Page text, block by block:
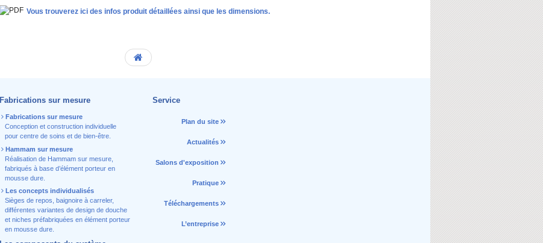
Vous trouverez ici des infos produit détaillées ainsi que les dimensions.
Fabrications sur mesure
Fabrications sur mesure
Conception et construction individuelle
pour centre de soins et de bien-être.
Hammam sur mesure
Réalisation de Hammam sur mesure,
fabriqués à base d’élément porteur en
mousse dure.
Les concepts individualisés
Sièges de repos, baignoire à carreler,
différentes variantes de design de douche
et niches préfabriquées en élément porteur
en mousse dure.
Service
Plan du site
Actualités
Salons d'exposition
Pratique
Téléchargements
L’entreprise